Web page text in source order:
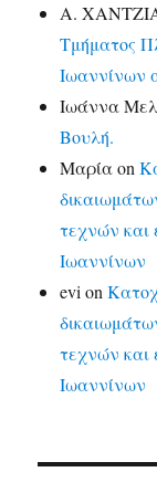
Α.
Τμήματος
Ιωαννίνων
Ιωάννα
Βουλή.
Μαρίαon
τεχνών και
Ιωαννίνων
evi on
τεχνών και
Ιωαννίνων